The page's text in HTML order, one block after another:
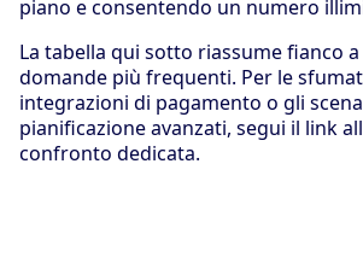
piano e consentendo un numero
La tabella qui sotto riassume fianco
domande più frequenti. Per le
integrazioni di pagamento o gli
pianificazione avanzati, segui il link
confronto dedicata.